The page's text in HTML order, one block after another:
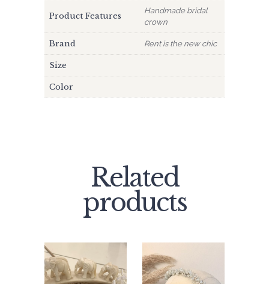
Product Features
Handmade bridal
crown
Brand Rent is the new chic
Size
Color
Related
products